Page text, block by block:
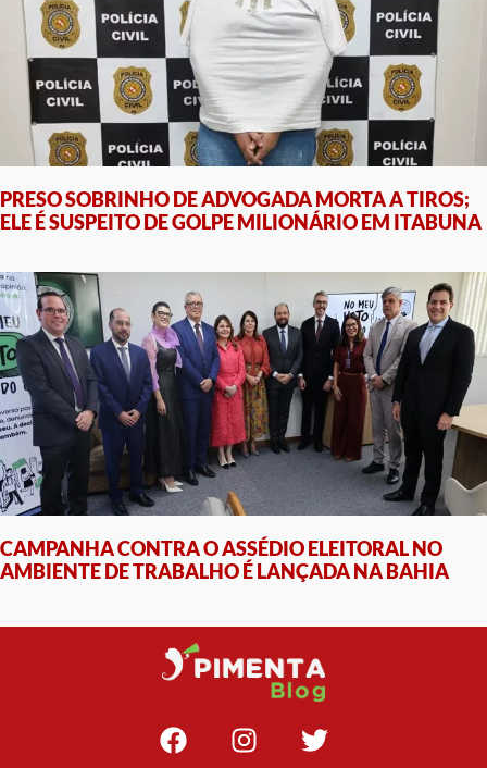
PRESO SOBRINHO DE ADVOGADA MORTA A TIROS;
ELE É SUSPEITO DE GOLPE MILIONÁRIO EM ITABUNA
CAMPANHA CONTRA O ASSÉDIO ELEITORAL NO
AMBIENTE DE TRABALHO É LANÇADA NA BAHIA